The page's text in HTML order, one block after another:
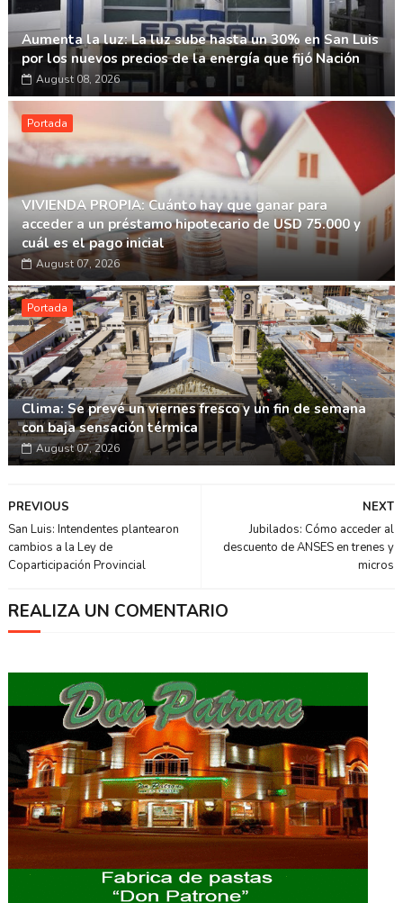
Aumenta la luz: La luz sube hasta un 30% en San Luis
por los nuevos precios de la energía que fijó Nación
August 08, 2026
Portada
VIVIENDA PROPIA: Cuánto hay que ganar para
acceder a un préstamo hipotecario de USD 75.000 y
cuál es el pago inicial
August 07, 2026
Portada
Clima: Se prevé un viernes fresco y un fin de semana
con baja sensación térmica
August 07, 2026
NEXT
Jubilados: Cómo acceder al
descuento de ANSES en trenes y
micros
PREVIOUS
San Luis: Intendentes plantearon
cambios a la Ley de
Coparticipación Provincial
REALIZA UN COMENTARIO